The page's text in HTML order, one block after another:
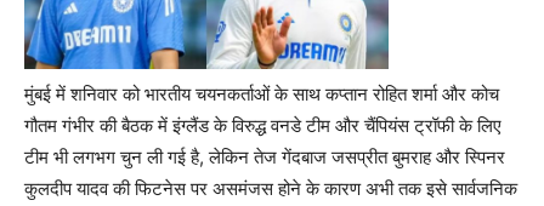
मुंबई में शनिवार को भारतीय चयनकर्ताओं के साथ कप्तान रोहित शर्मा और कोच
गौतम गंभीर की बैठक में इंग्लैंड के विरुद्ध वनडे टीम और चैंपियंस ट्रॉफी के लिए
टीम भी लगभग चुन ली गई है, लेकिन तेज गेंदबाज जसप्रीत बुमराह और स्पिनर
कुलदीप यादव की फिटनेस पर असमंजस होने के कारण अभी तक इसे सार्वजनिक